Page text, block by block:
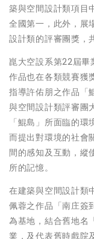
築與空間設計類項目
全國第一，此外，展
設計類的評審團獎，
崑大空設系第22屆畢
作品也在各類競賽獲
指導許佑朋之作品「
與空間設計類評審團
「鯤島」所面臨的
而提出對環境的社會
間的感知及互動，縱
所的記憶。
在建築與空間設計類
佩蓉之作品「南庄簽
為基地，結合舊地名
業，及代表舊時戲院